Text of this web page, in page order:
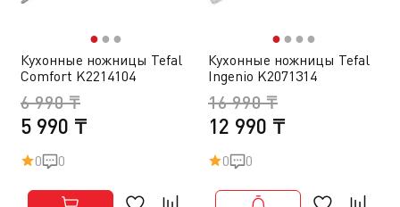
●● ●
Кухонные ножницы Tefal
Comfort K2214104
5 990 ₸
6 990 ₸
0 0
●● ● ●
Кухонные ножницы Tefal
Ingenio K2071314
12 990 ₸
16 990 ₸
0 0